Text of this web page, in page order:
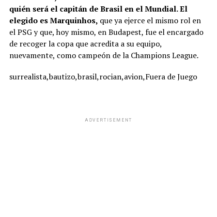
quién será el capitán de Brasil en el Mundial. El
elegido es Marquinhos, que ya ejerce el mismo rol en
el PSG y que, hoy mismo, en Budapest, fue el encargado
de recoger la copa que acredita a su equipo,
nuevamente, como campeón de la Champions League.
surrealista,bautizo,brasil,rocian,avion,Fuera de Juego
ADVERTISEMENT